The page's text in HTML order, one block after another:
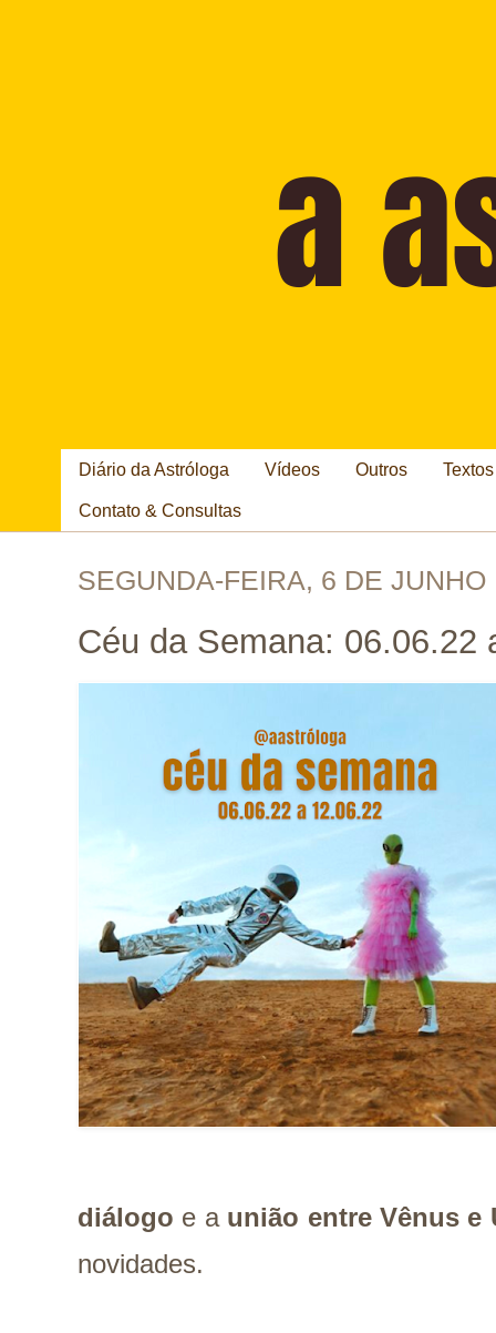
Diário da Astróloga Vídeos Outros
Contato & Consultas
SEGUNDA-FEIRA, 6 DE JUNHO
Céu da Semana: 06.06.22
diálogo e a união entre Vênus e
novidades.